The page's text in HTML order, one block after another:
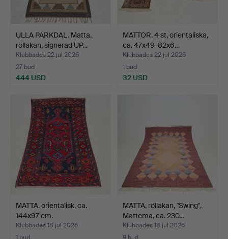
ULLA PARKDAL. Matta,
röllakan, signerad UP…
Klubbades 22 jul 2026
27 bud
444 USD
MATTOR. 4 st, orientaliska,
ca. 47x49-82x6…
Klubbades 22 jul 2026
1 bud
32 USD
MATTA, orientalisk, ca.
144x97 cm.
Klubbades 18 jul 2026
MATTA, röllakan, "Swing",
Mattema, ca. 230…
Klubbades 18 jul 2026